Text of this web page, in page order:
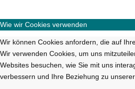
Wie wir Cookies verwenden
Wir können Cookies anfordern, die auf
Wir verwenden Cookies, um uns
Websites besuchen, wie Sie mit uns
verbessern und Ihre Beziehung zu